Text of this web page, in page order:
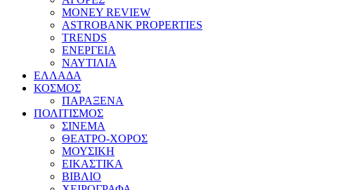
MONEY REVIEW
ASTROBANK PROPERTIES
TRENDS
ΕΝΕΡΓΕΙΑ
ΝΑΥΤΙΛΙΑ
ΕΛΛΑΔΑ
ΚΟΣΜΟΣ
ΠΑΡΑΞΕΝΑ
ΠΟΛΙΤΙΣΜΟΣ
ΣΙΝΕΜΑ
ΘΕΑΤΡΟ-ΧΟΡΟΣ
ΜΟΥΣΙΚΗ
ΕΙΚΑΣΤΙΚΑ
ΒΙΒΛΙΟ